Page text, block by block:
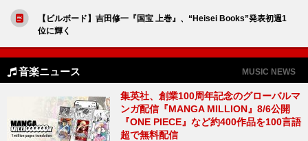
【ビルボード】吉田修一『国宝 上巻』、“Heisei Books”発表初週1
位に輝く
音楽ニュース MUSIC NEWS
集英社、創業100周年記念のグローバルマ
ンガ配信『MANGA MILLION』8/6公開
『ONE PIECE』など約400作品を100言語
超で無料配信